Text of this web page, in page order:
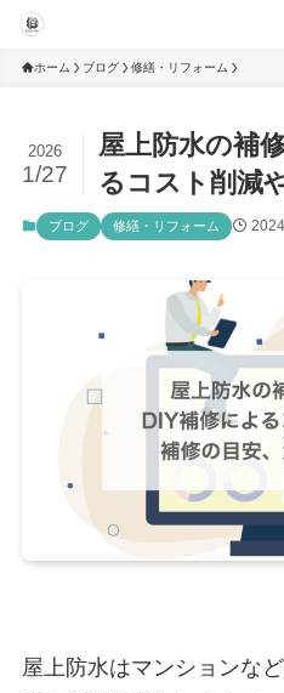
ホーム ブログ 修繕・リフォーム
屋上防水の補
るコスト削減
2026
1/27
ブログ 修繕・リフォーム
屋上防水はマンションな